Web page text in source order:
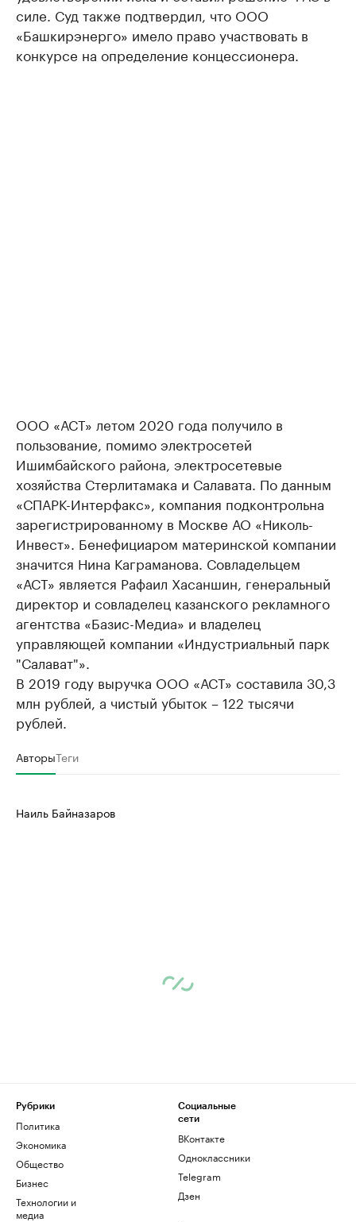
силе. Суд также подтвердил, что ООО
«Башкирэнерго» имело право участвовать в
конкурсе на определение концессионера.
ООО «АСТ» летом 2020 года получило в
пользование, помимо электросетей
Ишимбайского района, электросетевые
хозяйства Стерлитамака и Салавата. По данным
«СПАРК-Интерфакс», компания подконтрольна
зарегистрированному в Москве АО «Николь-
Инвест». Бенефициаром материнской компании
значится Нина Каграманова. Совладельцем
«АСТ» является Рафаил Хасаншин, генеральный
директор и совладелец казанского рекламного
агентства «Базис-Медиа» и владелец
управляющей компании «Индустриальный парк
"Салават"».
В 2019 году выручка ООО «АСТ» составила 30,3
млн рублей, а чистый убыток – 122 тысячи
рублей.
АвторыТеги
Наиль Байназаров
Рубрики
Политика
Экономика
Общество
Бизнес
Технологии и
медиа
Социальные
сети
ВКонтакте
Одноклассники
Telegram
Дзен